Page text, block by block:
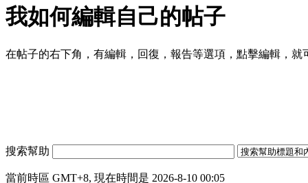
我如何編輯自己的帖子
在帖子的右下角，有編輯，回復，報告等選項，點擊編輯，就
搜索幫助
當前時區 GMT+8, 現在時間是 2026-8-10 00:05